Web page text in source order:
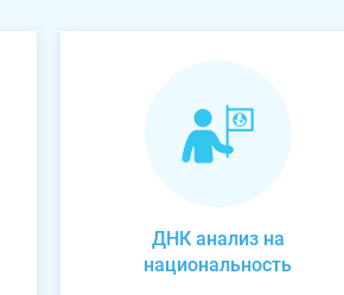
ДНК анализ на
национальность